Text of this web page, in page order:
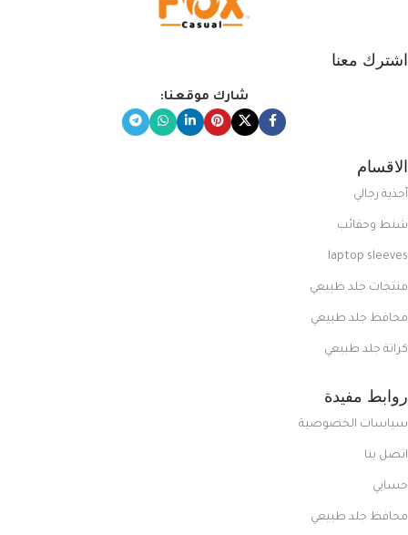
اشترك معنا
شارك موقعنا:
الاقسام
أحذية رجالي
شنط وحقائب
laptop sleeves
منتجات جلد طبيعي
محافظ جلد طبيعي
كراتة جلد طبيعي
روابط مفيدة
سياسات الخصوصية
اتصل بنا
حسابي
محافظ جلد طبيعي